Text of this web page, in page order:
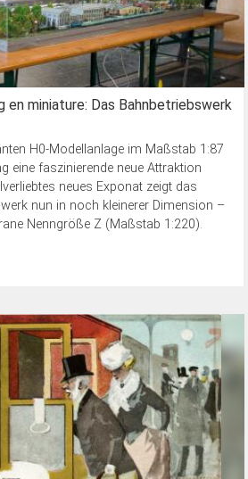
en miniature: Das Bahnbetriebswerk
H0-Modellanlage im Maßstab 1:87
eine faszinierende neue Attraktion
neues Exponat zeigt das
nun in noch kleinerer Dimension –
Nenngröße Z (Maßstab 1:220).